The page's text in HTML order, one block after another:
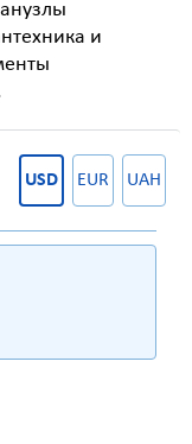
и
USD EUR UAH